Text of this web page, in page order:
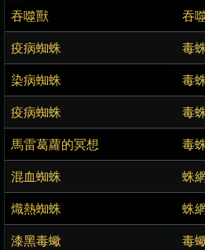
吞噬獸
吞
疫病蜘蛛
毒
染病蜘蛛
毒
疫病蜘蛛
毒
馬雷葛蘿的冥想
毒
混血蜘蛛
蛛
熾熱蜘蛛
蛛
漆黑毒蠍
毒